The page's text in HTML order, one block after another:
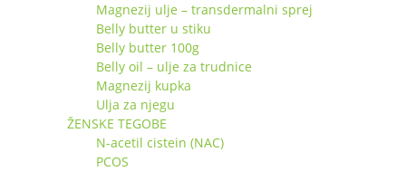
Magnezij ulje – transdermalni sprej
Belly butter u stiku
Belly butter 100g
Belly oil – ulje za trudnice
Magnezij kupka
Ulja za njegu
ŽENSKE TEGOBE
N-acetil cistein (NAC)
PCOS